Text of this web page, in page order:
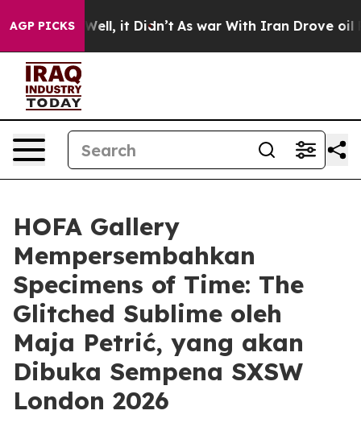
AGP PICKS
40%. Well, it Didn’t As war With Iran Drove oil
HOFA Gallery
Mempersembahkan
Specimens of Time: The
Glitched Sublime oleh
Maja Petrić, yang akan
Dibuka Sempena SXSW
London 2026